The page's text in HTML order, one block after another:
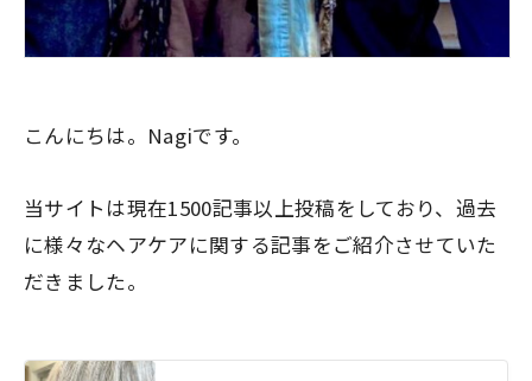
こんにちは。Nagiです。
当サイトは現在1500記事以上投稿をしており、過去
に様々なヘアケアに関する記事をご紹介させていた
だきました。